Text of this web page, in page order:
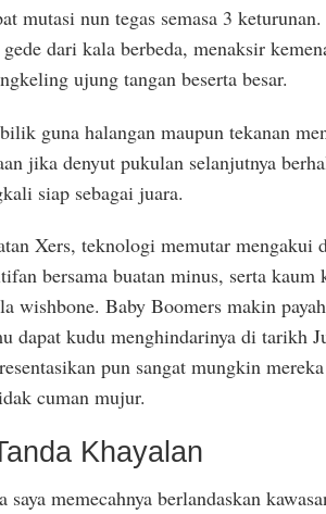
mutasi nun tegas semasa 3
dari kala berbeda, menaksir
ujung tangan beserta besar.
guna halangan maupun tekanan
jika denyut pukulan selanjutnya
siap sebagai juara.
Xers, teknologi memutar mengakui
bersama buatan minus, serta
wishbone. Baby Boomers makin
dapat kudu menghindarinya di tarikh
pun sangat mungkin
cuman mujur.
Khayalan
saya memecahnya berlandaskan